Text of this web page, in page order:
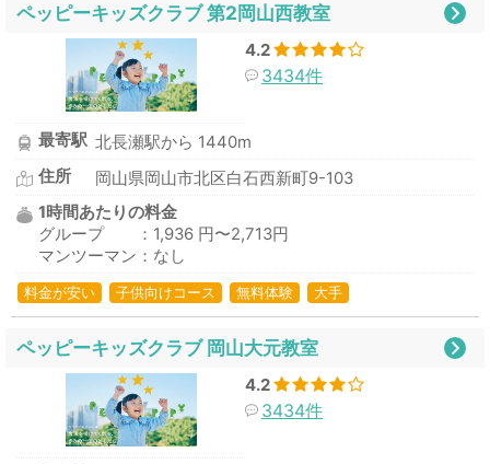
ペッピーキッズクラブ 第2岡山西教室
4.2
3434件
最寄駅 北長瀬駅から 1440m
住所
岡山県岡山市北区白石西新町9-103
1時間あたりの料金
グループ ：1,936 円〜2,713円
マンツーマン：なし
料金が安い 子供向けコース 無料体験 大手
ペッピーキッズクラブ 岡山大元教室
4.2
3434件